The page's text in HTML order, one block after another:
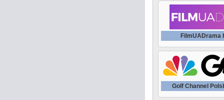
FilmUADrama
Golf Channel